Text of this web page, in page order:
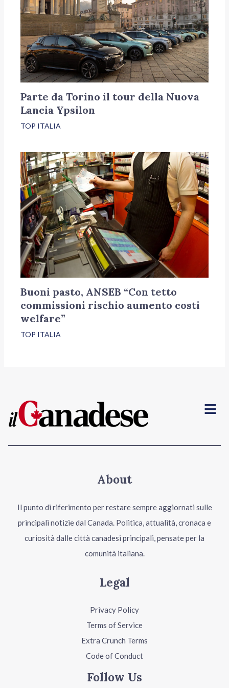
Parte da Torino il tour della Nuova
Lancia Ypsilon
TOP ITALIA
Buoni pasto, ANSEB “Con tetto
commissioni rischio aumento costi
welfare”
TOP ITALIA
Menu
About
Il punto di riferimento per restare sempre aggiornati sulle
principali notizie dal Canada. Politica, attualità, cronaca e
curiosità dalle città canadesi principali, pensate per la
comunità italiana.
Legal
Privacy Policy
Terms of Service
Extra Crunch Terms
Code of Conduct
Follow Us